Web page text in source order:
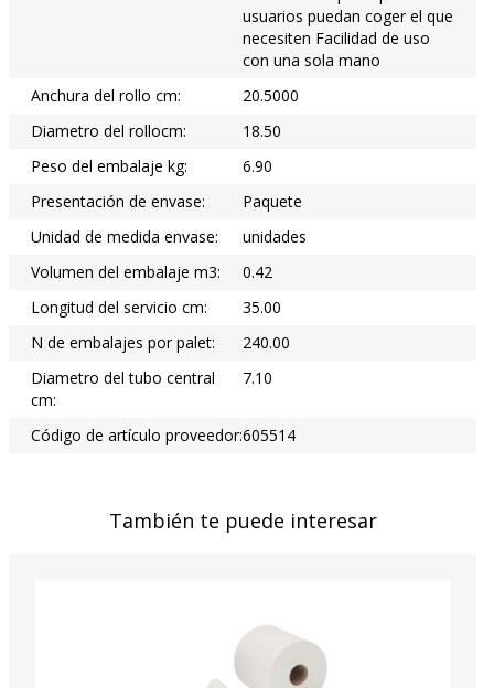
usuarios puedan coger el que
necesiten Facilidad de uso
con una sola mano
Anchura del rollo cm:
20.5000
Diametro del rollocm:
18.50
Peso del embalaje kg:
6.90
Presentación de envase:
Paquete
Unidad de medida envase:
unidades
Volumen del embalaje m3:
0.42
Longitud del servicio cm:
35.00
N de embalajes por palet:
240.00
Diametro del tubo central
cm:
7.10
Código de artículo proveedor:605514
También te puede interesar